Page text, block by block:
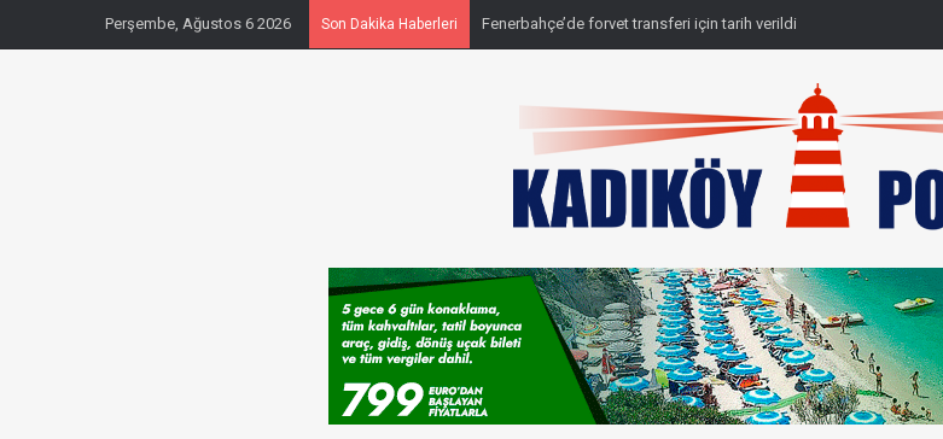
Perşembe, Ağustos 6 2026 Son Dakika Haberleri Fenerbahçe’de forvet transferi için tarih verildi